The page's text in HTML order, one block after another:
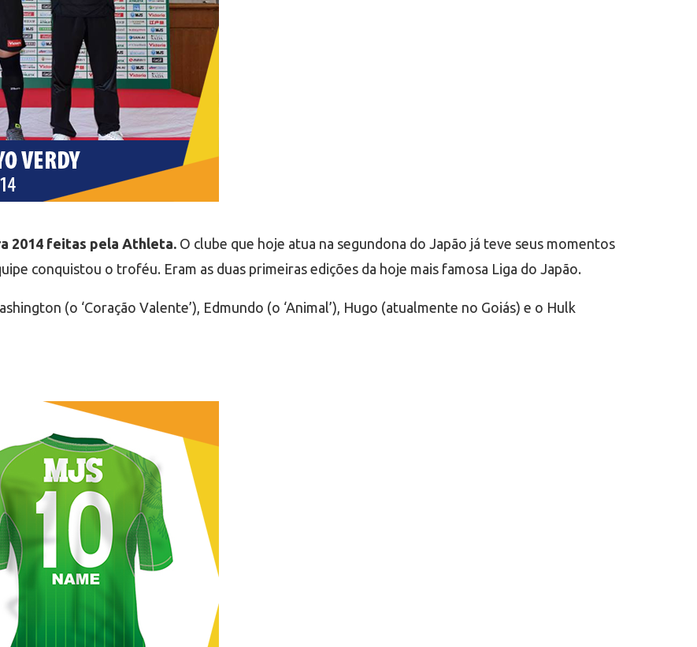
2014 feitas pela Athleta. O clube que hoje atua na segundona do Japão já teve seus momentos
conquistou o troféu. Eram as duas primeiras edições da hoje mais famosa Liga do Japão.
(o ‘Coração Valente’), Edmundo (o ‘Animal’), Hugo (atualmente no Goiás) e o Hulk